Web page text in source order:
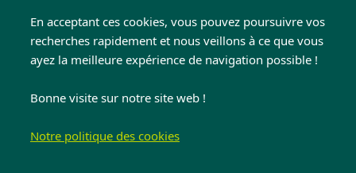
En acceptant ces cookies, vous pouvez poursuivre vos
recherches rapidement et nous veillons à ce que vous
ayez la meilleure expérience de navigation possible !
Bonne visite sur notre site web !
Notre politique des cookies